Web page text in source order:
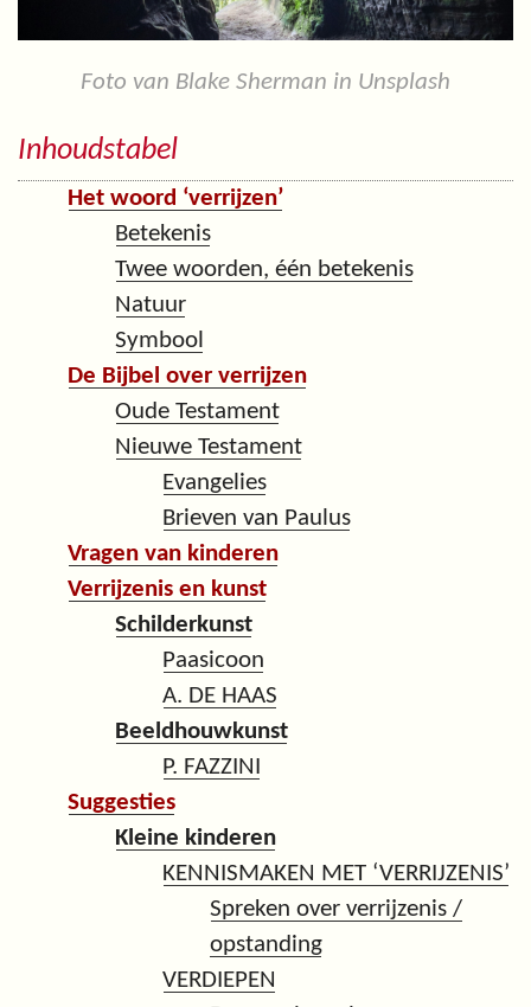
Foto van Blake Sherman in Unsplash
Inhoudstabel
Het woord ‘verrijzen’
Betekenis
Twee woorden, één betekenis
Natuur
Symbool
De Bijbel over verrijzen
Oude Testament
Nieuwe Testament
Evangelies
Brieven van Paulus
Vragen van kinderen
Verrijzenis en kunst
Schilderkunst
Paasicoon
A. DE HAAS
Beeldhouwkunst
P. FAZZINI
Suggesties
Kleine kinderen
KENNISMAKEN MET ‘VERRIJZENIS’
Spreken over verrijzenis /
opstanding
VERDIEPEN